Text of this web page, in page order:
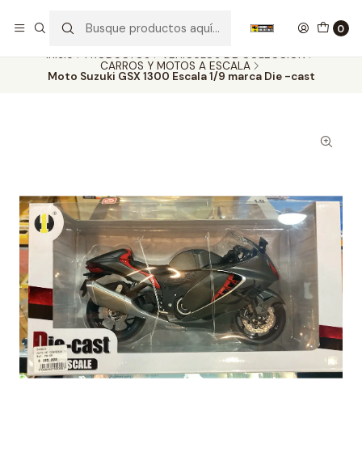
0
Inicio PRODUCTOS
VEHÍCULOS DE COLECCIÓN
CARROS Y MOTOS A ESCALA
Moto Suzuki GSX 1300 Escala 1/9 marca Die -cast